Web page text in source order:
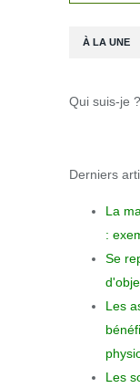
À LA UNE
Qui suis-je ?
Derniers
La
:
Se
Les
Les